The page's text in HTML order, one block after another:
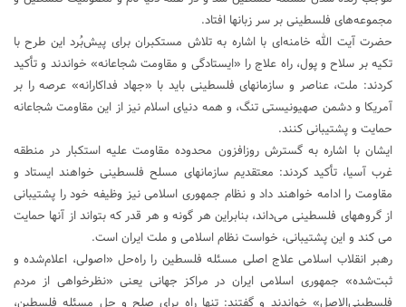
مجموعه‌های فلسطینی بر سر زبانها افتاد.
حضرت آیت الله خامنه‌ای با اشاره به تلاش مستکبران برای پیش‌بُرد این طرح با
تکیه بر سلاح و پول، راه علاج را «ایستادگی و مقاومت شجاعانه» خواندند و تأکید
کردند: ملت، عناصر و سازمانهای فلسطینی باید با «جهاد فداکارانه» عرصه را بر
آمریکا و دشمن صهیونیستی تنگ، و همه دنیای اسلام نیز از این مقاومت شجاعانه
حمایت و پشتیبانی کنند.
ایشان با اشاره به گسترش روزافزون محدوده مقاومت علیه استکبار در منطقه
غرب آسیا، تأکید کردند: معتقدیم سازمانهای مسلح فلسطینی خواهند ایستاد و
مقاومت را ادامه خواهند داد و نظام جمهوری اسلامی نیز وظیفه خود را پشتیبانی
از گروههای فلسطینی می‌داند، بنابراین هر گونه و هر قدر که بتواند از آنها حمایت
می کند و این پشتیبانی، خواست نظام اسلامی و ملت ایران است.
رهبر انقلاب اسلامی علاج اصلی مسئله فلسطین را راه‌حل «اصولی، اعلام‌شده و
ثبت‌شده» جمهوری اسلامی ایران در مراکز جهانی یعنی «نظرخواهی از مردم